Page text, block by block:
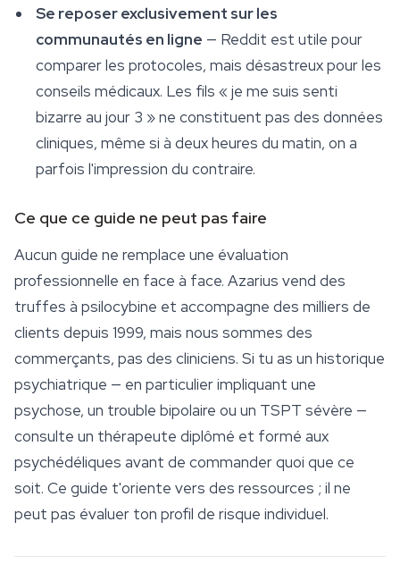
Se reposer exclusivement sur les
communautés en ligne — Reddit est utile pour
comparer les protocoles, mais désastreux pour les
conseils médicaux. Les fils « je me suis senti
bizarre au jour 3 » ne constituent pas des données
cliniques, même si à deux heures du matin, on a
parfois l'impression du contraire.
Ce que ce guide ne peut pas faire
Aucun guide ne remplace une évaluation
professionnelle en face à face. Azarius vend des
truffes à psilocybine et accompagne des milliers de
clients depuis 1999, mais nous sommes des
commerçants, pas des cliniciens. Si tu as un historique
psychiatrique — en particulier impliquant une
psychose, un trouble bipolaire ou un TSPT sévère —
consulte un thérapeute diplômé et formé aux
psychédéliques avant de commander quoi que ce
soit. Ce guide t'oriente vers des ressources ; il ne
peut pas évaluer ton profil de risque individuel.